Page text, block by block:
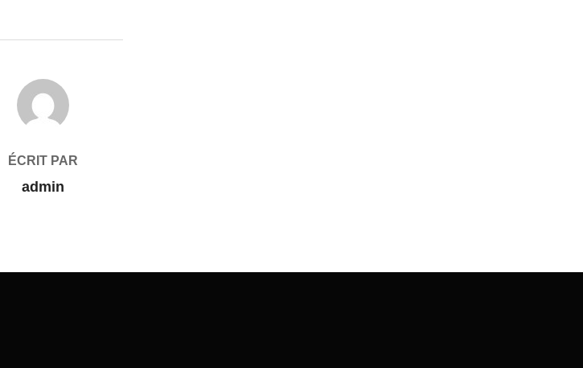
DE LA PUBLICATION
ÉCRIT PAR
admin